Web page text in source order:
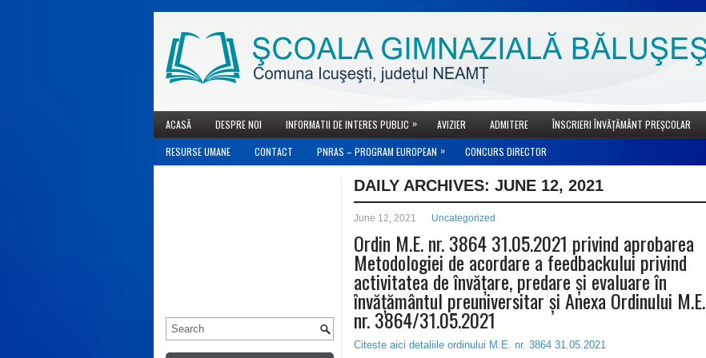
ACASĂ DESPRE NOI INFORMATII DE INTERES PUBLIC » AVIZIER ADMITERE ÎNSCRIERI ÎNVĂȚĂMÂNT PREȘCOLAR
RESURSE UMANE
CONTACT PNRAS – PROGRAM EUROPEAN » CONCURS DIRECTOR
DAILY ARCHIVES: JUNE 12, 2021
June 12, 2021 Uncategorized
Ordin M.E. nr. 3864 31.05.2021 privind aprobarea
Metodologiei de acordare a feedbackului privind
activitatea de învățare, predare și evaluare în
învățământul preuniversitar și Anexa Ordinului M.E.
nr. 3864/31.05.2021
Citeste aici detaliile ordinului M.E. nr. 3864 31.05.2021